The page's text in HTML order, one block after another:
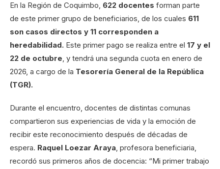
En la Región de Coquimbo, 622 docentes forman parte
de este primer grupo de beneficiarios, de los cuales 611
son casos directos y 11 corresponden a
heredabilidad. Este primer pago se realiza entre el 17 y el
22 de octubre, y tendrá una segunda cuota en enero de
2026, a cargo de la Tesorería General de la República
(TGR).
Durante el encuentro, docentes de distintas comunas
compartieron sus experiencias de vida y la emoción de
recibir este reconocimiento después de décadas de
espera. Raquel Loezar Araya, profesora beneficiaria,
recordó sus primeros años de docencia: “Mi primer trabajo